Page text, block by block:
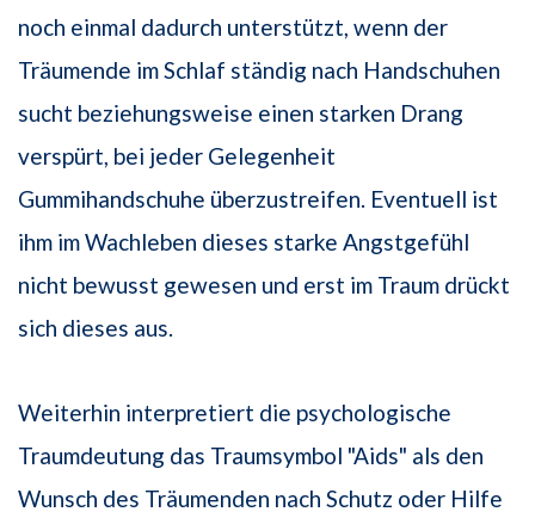
noch einmal dadurch unterstützt, wenn der
Träumende im Schlaf ständig nach Handschuhen
sucht beziehungsweise einen starken Drang
verspürt, bei jeder Gelegenheit
Gummihandschuhe überzustreifen. Eventuell ist
ihm im Wachleben dieses starke Angstgefühl
nicht bewusst gewesen und erst im Traum drückt
sich dieses aus.
Weiterhin interpretiert die psychologische
Traumdeutung das Traumsymbol "Aids" als den
Wunsch des Träumenden nach Schutz oder Hilfe